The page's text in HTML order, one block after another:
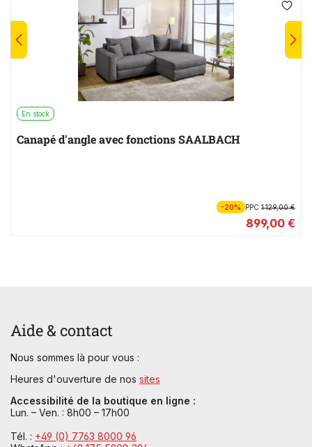
En stock
Canapé d'angle avec fonctions SAALBACH
-20% PPC1 129,00 €
899,00 €
Aide & contact
Nous sommes là pour vous :
Heures d'ouverture de nos sites
Accessibilité de la boutique en ligne :
Lun. – Ven. : 8h00 – 17h00
Tél. : +49 (0) 7763 8000 96